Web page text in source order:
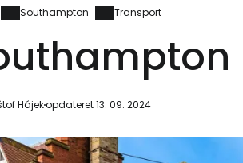
Southampton Transport
Hájekopdateret 13. 09. 2024